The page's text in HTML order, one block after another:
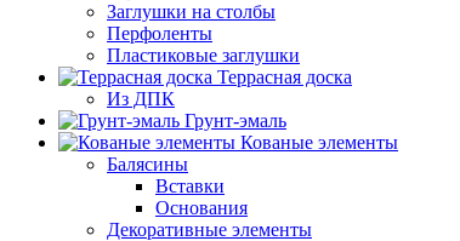
Заглушки на столбы
Перфоленты
Пластиковые заглушки
Террасная доска
Из ДПК
Грунт-эмаль
Кованые элементы
Балясины
Вставки
Основания
Декоративные элементы